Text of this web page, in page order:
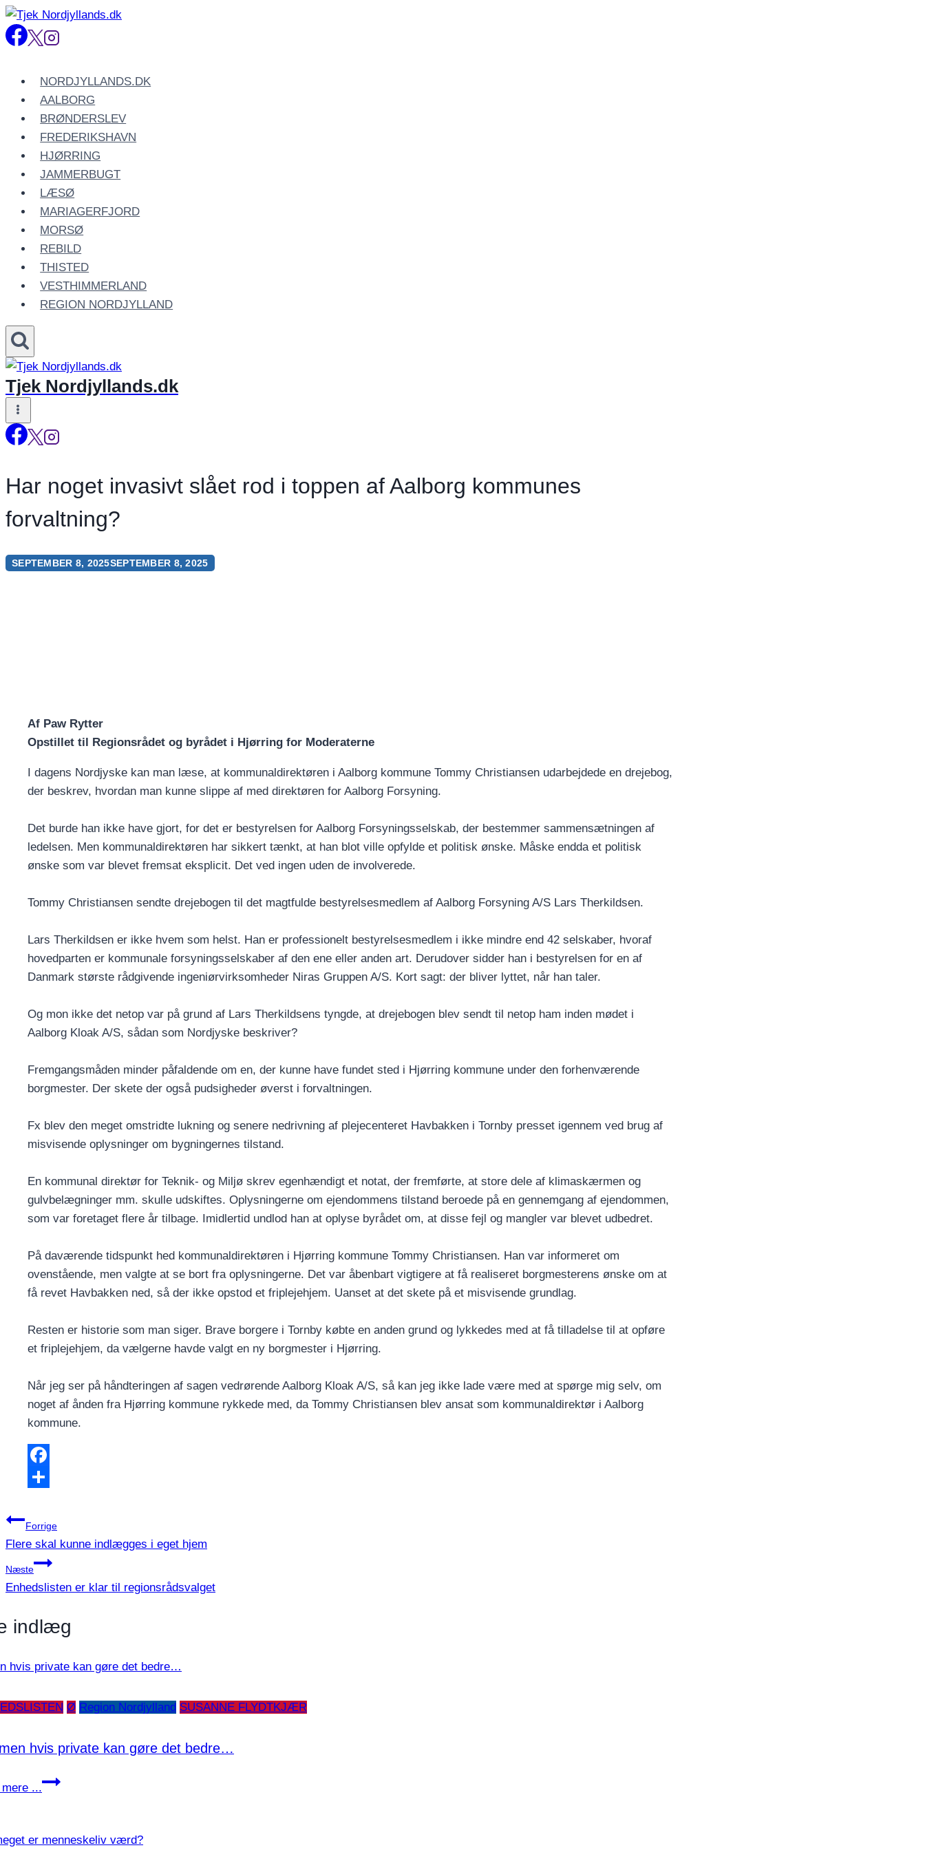
Fortsæt
til
NORDJYLLANDS.DK
AALBORG
BRØNDERSLEV
FREDERIKSHAVN
HJØRRING
JAMMERBUGT
LÆSØ
MARIAGERFJORD
MORSØ
REBILD
THISTED
VESTHIMMERLAND
REGION NORDJYLLAND
Tjek Nordjyllands.dk
Har noget invasivt slået rod i toppen af Aalborg kommunes
forvaltning?
SEPTEMBER 8, 2025SEPTEMBER 8, 2025
Af Paw Rytter
Opstillet til Regionsrådet og byrådet i Hjørring for Moderaterne
I dagens Nordjyske kan man læse, at kommunaldirektøren i Aalborg kommune Tommy Christiansen udarbejdede en drejebog,
der beskrev, hvordan man kunne slippe af med direktøren for Aalborg Forsyning.
Det burde han ikke have gjort, for det er bestyrelsen for Aalborg Forsyningsselskab, der bestemmer sammensætningen af
ledelsen. Men kommunaldirektøren har sikkert tænkt, at han blot ville opfylde et politisk ønske. Måske endda et politisk
ønske som var blevet fremsat eksplicit. Det ved ingen uden de involverede.
Tommy Christiansen sendte drejebogen til det magtfulde bestyrelsesmedlem af Aalborg Forsyning A/S Lars Therkildsen.
Lars Therkildsen er ikke hvem som helst. Han er professionelt bestyrelsesmedlem i ikke mindre end 42 selskaber, hvoraf
hovedparten er kommunale forsyningsselskaber af den ene eller anden art. Derudover sidder han i bestyrelsen for en af
Danmark største rådgivende ingeniørvirksomheder Niras Gruppen A/S. Kort sagt: der bliver lyttet, når han taler.
Og mon ikke det netop var på grund af Lars Therkildsens tyngde, at drejebogen blev sendt til netop ham inden mødet i
Aalborg Kloak A/S, sådan som Nordjyske beskriver?
Fremgangsmåden minder påfaldende om en, der kunne have fundet sted i Hjørring kommune under den forhenværende
borgmester. Der skete der også pudsigheder øverst i forvaltningen.
Fx blev den meget omstridte lukning og senere nedrivning af plejecenteret Havbakken i Tornby presset igennem ved brug af
misvisende oplysninger om bygningernes tilstand.
En kommunal direktør for Teknik- og Miljø skrev egenhændigt et notat, der fremførte, at store dele af klimaskærmen og
gulvbelægninger mm. skulle udskiftes. Oplysningerne om ejendommens tilstand beroede på en gennemgang af ejendommen,
som var foretaget flere år tilbage. Imidlertid undlod han at oplyse byrådet om, at disse fejl og mangler var blevet udbedret.
På daværende tidspunkt hed kommunaldirektøren i Hjørring kommune Tommy Christiansen. Han var informeret om
ovenstående, men valgte at se bort fra oplysningerne. Det var åbenbart vigtigere at få realiseret borgmesterens ønske om at
få revet Havbakken ned, så der ikke opstod et friplejehjem. Uanset at det skete på et misvisende grundlag.
Resten er historie som man siger. Brave borgere i Tornby købte en anden grund og lykkedes med at få tilladelse til at opføre
et friplejehjem, da vælgerne havde valgt en ny borgmester i Hjørring.
Når jeg ser på håndteringen af sagen vedrørende Aalborg Kloak A/S, så kan jeg ikke lade være med at spørge mig selv, om
noget af ånden fra Hjørring kommune rykkede med, da Tommy Christiansen blev ansat som kommunaldirektør i Aalborg
kommune.
Facebook
Indlægsnavigation
Forrige
Flere skal kunne indlægges i eget hjem
Næste
Enhedslisten er klar til regionsrådsvalget
indlæg
Ø Region Nordjylland SUSANNE FLYDTKJÆR
hvis private kan gøre det bedre…
...
Ja,
private